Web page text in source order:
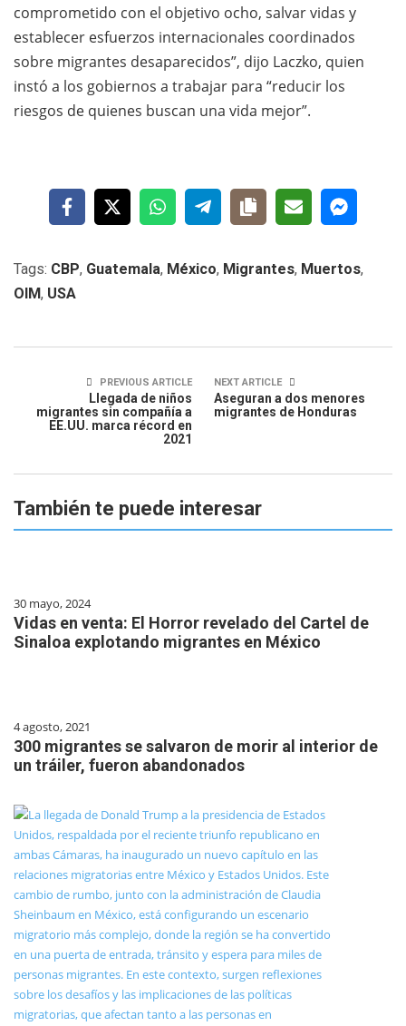
comprometido con el objetivo ocho, salvar vidas y
establecer esfuerzos internacionales coordinados
sobre migrantes desaparecidos”, dijo Laczko, quien
instó a los gobiernos a trabajar para “reducir los
riesgos de quienes buscan una vida mejor”.
Tags: CBP, Guatemala, México, Migrantes, Muertos,
OIM, USA
PREVIOUS ARTICLE
Llegada de niños
migrantes sin compañía a
EE.UU. marca récord en
2021
NEXT ARTICLE
Aseguran a dos menores
migrantes de Honduras
También te puede interesar
30 mayo, 2024
Vidas en venta: El Horror revelado del Cartel de
Sinaloa explotando migrantes en México
4 agosto, 2021
300 migrantes se salvaron de morir al interior de
un tráiler, fueron abandonados